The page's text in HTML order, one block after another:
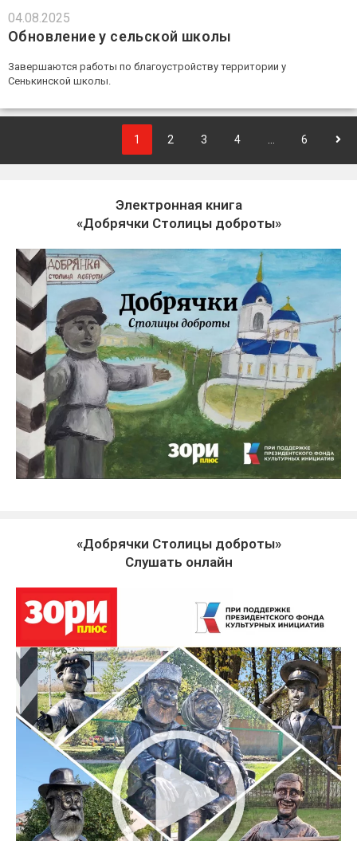
04.08.2025
Обновление у сельской школы
Завершаются работы по благоустройству территории у
Сенькинской школы.
1 2 3 4 … 6
Электронная книга
«Добрячки Столицы доброты»
«Добрячки Столицы доброты»
Слушать онлайн